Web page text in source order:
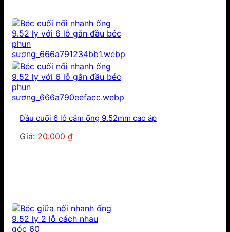
Đầu cuối 6 lỗ cắm ống 9.52mm cao áp
Giá: Giá
20.000 ₫Giá